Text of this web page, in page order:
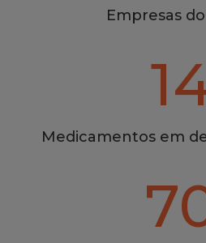
Empresas
Medicamentos em